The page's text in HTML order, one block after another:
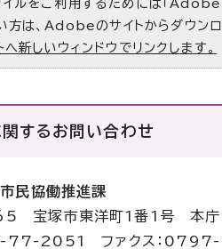
イルをご利用するためには「
方は、Adobeのサイトからダウンロ
新しいウィンドウでリンクします。
する お問い合わせ
民協働推進課
宝塚市東洋町1番1号 本庁
77-2051 ファクス：